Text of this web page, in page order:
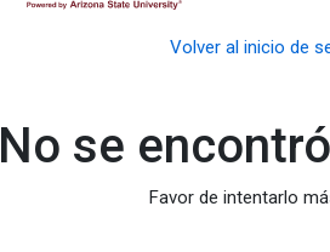
Volver al inicio de
No se
Favor de intentarlo